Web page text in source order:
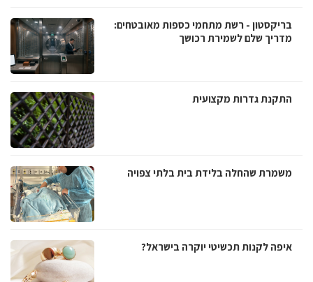
בריקסטון - רשת מתחמי כספות מאובטחים:
מדריך שלם לשמירת רכושך
התקנת גדרות מקצועית
משמרת שהחלה בלידת בית בלתי צפויה
איפה לקנות תכשיטי יוקרה בישראל?